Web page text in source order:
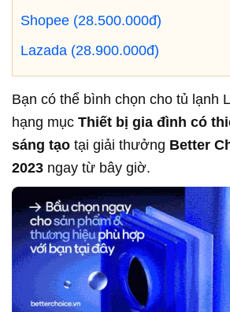
Shopee (28.500.000đ)
Lazada (28.900.000đ)
Bạn có thể bình chọn cho tủ lạnh
hạng mục Thiết bị gia đình có
sáng tạo tại giải thưởng Better
2023 ngay từ bây giờ.